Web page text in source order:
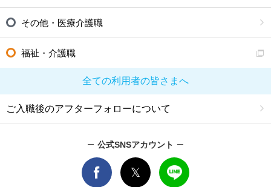
その他・医療介護職
福祉・介護職
全ての利用者の皆さまへ
ご入職後のアフターフォローについて
公式SNSアカウント